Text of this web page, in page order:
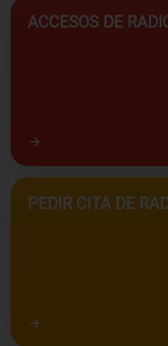
ACCESOS DE
PEDIR CITA DE